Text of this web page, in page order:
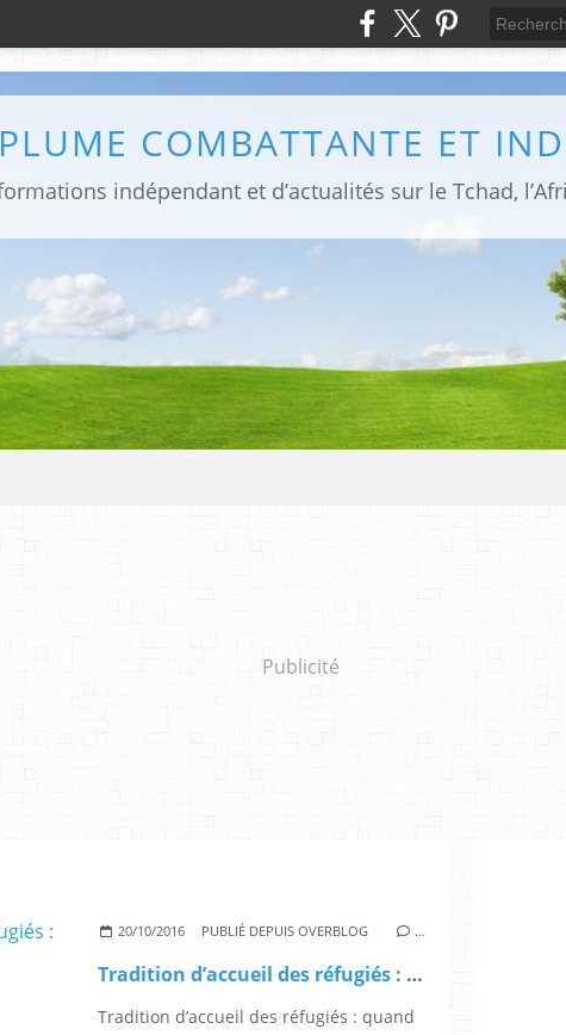
COMBATTANTE ET
Publicité
20/10/2016 PUBLIÉ DEPUIS OVERBLOG …
Tradition d’accueil des réfugiés : quand le...
Tradition d’accueil des réfugiés : quand